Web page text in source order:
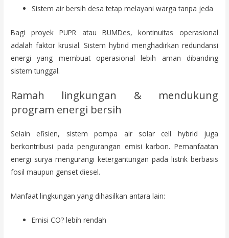
Sistem air bersih desa tetap melayani warga tanpa jeda
Bagi proyek PUPR atau BUMDes, kontinuitas operasional
adalah faktor krusial. Sistem hybrid menghadirkan redundansi
energi yang membuat operasional lebih aman dibanding
sistem tunggal.
Ramah lingkungan & mendukung
program energi bersih
Selain efisien, sistem pompa air solar cell hybrid juga
berkontribusi pada pengurangan emisi karbon. Pemanfaatan
energi surya mengurangi ketergantungan pada listrik berbasis
fosil maupun genset diesel.
Manfaat lingkungan yang dihasilkan antara lain:
Emisi CO? lebih rendah